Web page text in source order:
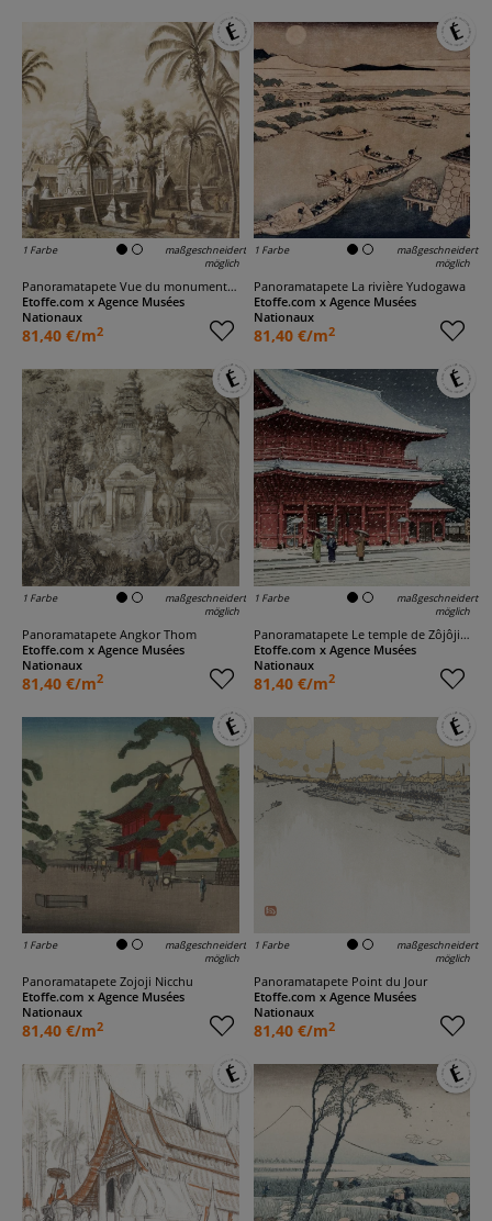
1 Farbe
maßgeschneidert
möglich
Panoramatapete Vue du monument de Peunom
Etoffe.com x Agence Musées
Nationaux
81,40 €/m2
1 Farbe
maßgeschneidert
möglich
Panoramatapete La rivière Yudogawa
Etoffe.com x Agence Musées
Nationaux
81,40 €/m2
1 Farbe
maßgeschneidert
möglich
Panoramatapete Angkor Thom
Etoffe.com x Agence Musées
Nationaux
81,40 €/m2
1 Farbe
maßgeschneidert
möglich
Panoramatapete Le temple de Zôjôji sous la neige
Etoffe.com x Agence Musées
Nationaux
81,40 €/m2
1 Farbe
maßgeschneidert
möglich
Panoramatapete Zojoji Nicchu
Etoffe.com x Agence Musées
Nationaux
81,40 €/m2
1 Farbe
maßgeschneidert
möglich
Panoramatapete Point du Jour
Etoffe.com x Agence Musées
Nationaux
81,40 €/m2